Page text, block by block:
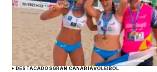
DESTACADOSGRAN CANARIAVOLEIBOL